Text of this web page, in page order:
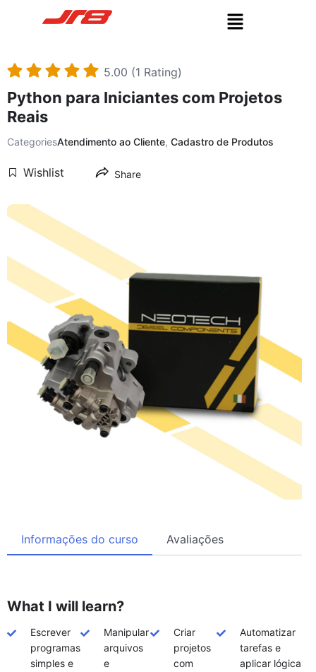
5.00 (1 Rating)
Python para Iniciantes com Projetos
Reais
CategoriesAtendimento ao Cliente, Cadastro de Produtos
Wishlist Share
Informações do curso Avaliações
What I will learn?
Escrever
programas
simples e
Manipular
arquivos
e
Criar
projetos
com
Automatizar
tarefas e
aplicar lógica